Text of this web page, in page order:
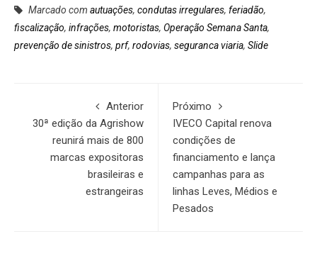
Marcado com autuações, condutas irregulares, feriadão,
fiscalização, infrações, motoristas, Operação Semana Santa,
prevenção de sinistros, prf, rodovias, seguranca viaria, Slide
Anterior
30ª edição da Agrishow
reunirá mais de 800
marcas expositoras
brasileiras e
estrangeiras
Próximo
IVECO Capital renova
condições de
financiamento e lança
campanhas para as
linhas Leves, Médios e
Pesados